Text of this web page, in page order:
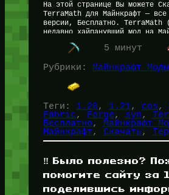
На этой странице Вы можете
TerraMath для Майнкрафт — все
версии, Бесплатно. TerraMath
недавно хайпанувший мод на
который позволяет задавать
Minecraft в…
5 минут
Рубрики: Майнкрафт
Теги: 1.20, 1.21, cos,
Fabric, Forge, syn,
Бесплатно, Майнкрафт
Майнкрафт, Скачать,
‼️ Было полезно?
помогите сайту за
поделившись